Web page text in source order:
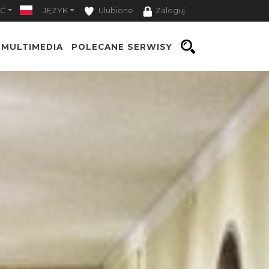
JĘZYK Ulubione Zaloguj
MULTIMEDIA POLECANE SERWISY